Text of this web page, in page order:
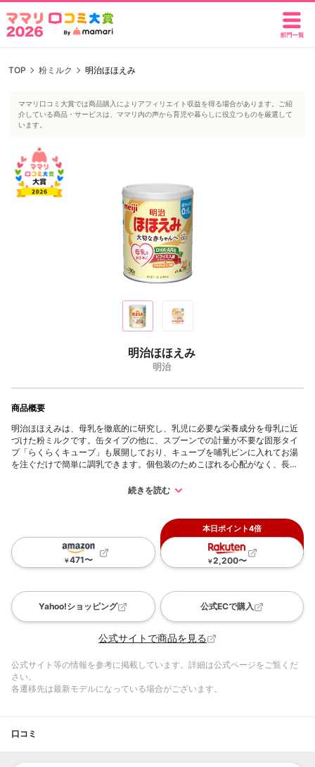
TOP 粉ミルク 明治ほほえみ
ママリ口コミ大賞では商品購入によりアフィリエイト収益を得る場合があります。ご紹
介している商品・サービスは、ママリ内の声から育児や暮らしに役立つものを厳選して
います。
明治ほほえみ
明治
商品概要
明治ほほえみは、母乳を徹底的に研究し、乳児に必要な栄養成分を母乳に近
づけた粉ミルクです。缶タイプの他に、スプーンでの計量が不要な固形タイ
プ「らくらくキューブ」も展開しており、キューブを哺乳ビンに入れてお湯
を注ぐだけで簡単に調乳できます。個包装のためこぼれる心配がなく、長期
ない液体タイプもあり、外出時や夜間の授乳に便利です。
続きを読む
￥471〜
本日ポイント4倍
￥2,200〜
Yahoo!ショッピング 公式ECで購入
公式サイトで商品を見る
公式サイト等の情報を参考に掲載しています。詳細は公式ページをご覧くだ
さい。
各遷移先は最新モデルになっている場合がございます。
口コミ